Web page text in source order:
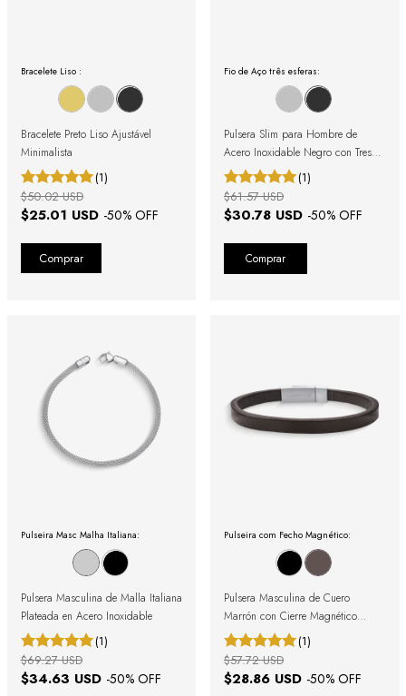
Bracelete Liso :
Bracelete Preto Liso Ajustável
Minimalista
(1)
$25.01 USD -50% OFF
$50.02 USD
Fio de Aço três esferas:
Pulsera Slim para Hombre de
Acero Inoxidable Negro con Tres
Esferas
(1)
$30.78 USD -50% OFF
$61.57 USD
Comprar
Pulseira Masc Malha Italiana:
Pulsera Masculina de Malla Italiana
Plateada en Acero Inoxidable
(1)
$34.63 USD -50% OFF
$69.27 USD
Pulseira com Fecho Magnético:
Pulsera Masculina de Cuero
Marrón con Cierre Magnético
Plateado
(1)
$28.86 USD -50% OFF
$57.72 USD